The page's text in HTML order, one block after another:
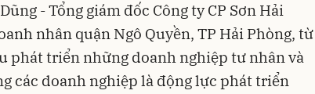
- Tổng giám đốc Công ty CP Sơn Hải
nhân quận Ngô Quyền, TP Hải Phòng, từ
phát triển những doanh nghiệp tư nhân và
các doanh nghiệp là động lực phát triển